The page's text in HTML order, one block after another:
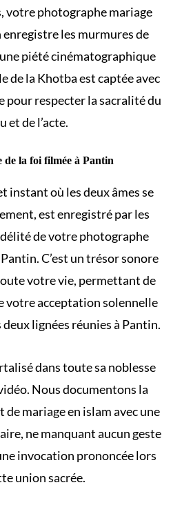
votre photographe mariage
les murmures de
une piété cinématographique
de la Khotba est captée avec
pour respecter la sacralité du
et de l’acte.
de la foi filmée à Pantin
instant où les deux âmes se
est enregistré par les
de votre photographe
C’est un trésor sonore
votre vie, permettant de
votre acceptation solennelle
lignées réunies à Pantin.
dans toute sa noblesse
Nous documentons la
de mariage en islamavec une
ne manquant aucun geste
invocation prononcée lors
union sacrée.